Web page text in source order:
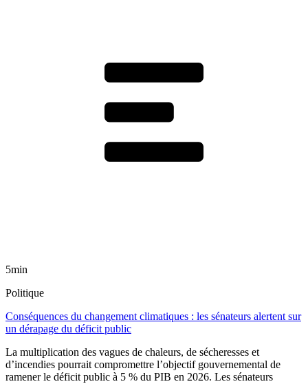
5min
Politique
Conséquences du changement climatiques : les sénateurs alertent sur
un dérapage du déficit public
La multiplication des vagues de chaleurs, de sécheresses et
d’incendies pourrait compromettre l’objectif gouvernemental de
ramener le déficit public à 5 % du PIB en 2026. Les sénateurs